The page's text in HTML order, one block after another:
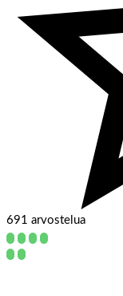
691 arvostelua